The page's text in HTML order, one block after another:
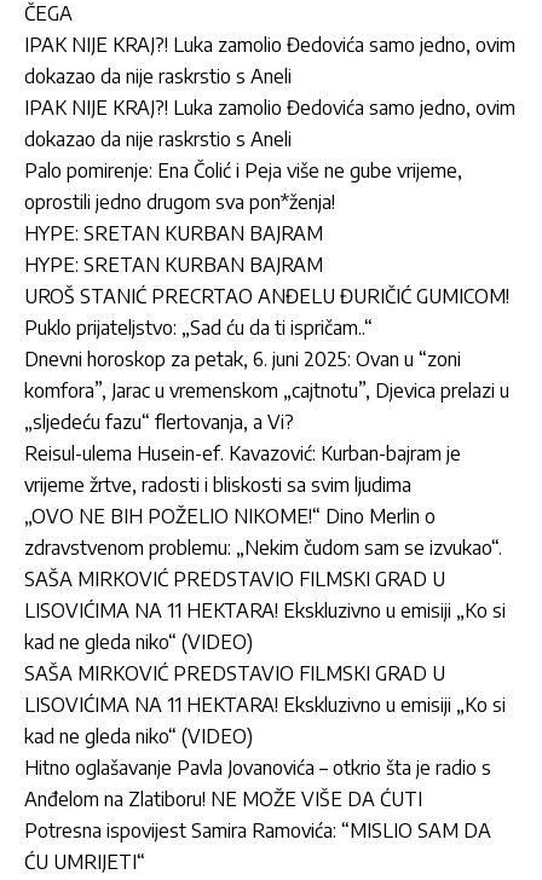
ČEGA
IPAK NIJE KRAJ?! Luka zamolio Đedovića samo jedno, ovim
dokazao da nije raskrstio s Aneli
IPAK NIJE KRAJ?! Luka zamolio Đedovića samo jedno, ovim
dokazao da nije raskrstio s Aneli
Palo pomirenje: Ena Čolić i Peja više ne gube vrijeme,
oprostili jedno drugom sva pon*ženja!
HYPE: SRETAN KURBAN BAJRAM
HYPE: SRETAN KURBAN BAJRAM
UROŠ STANIĆ PRECRTAO ANĐELU ĐURIČIĆ GUMICOM!
Puklo prijateljstvo: „Sad ću da ti ispričam..“
Dnevni horoskop za petak, 6. juni 2025: Ovan u “zoni
komfora”, Jarac u vremenskom „cajtnotu”, Djevica prelazi u
„sljedeću fazu“ flertovanja, a Vi?
Reisul-ulema Husein-ef. Kavazović: Kurban-bajram je
vrijeme žrtve, radosti i bliskosti sa svim ljudima
„OVO NE BIH POŽELIO NIKOME!“ Dino Merlin o
zdravstvenom problemu: „Nekim čudom sam se izvukao“.
SAŠA MIRKOVIĆ PREDSTAVIO FILMSKI GRAD U
LISOVIĆIMA NA 11 HEKTARA! Ekskluzivno u emisiji „Ko si
kad ne gleda niko“ (VIDEO)
SAŠA MIRKOVIĆ PREDSTAVIO FILMSKI GRAD U
LISOVIĆIMA NA 11 HEKTARA! Ekskluzivno u emisiji „Ko si
kad ne gleda niko“ (VIDEO)
Hitno oglašavanje Pavla Jovanovića – otkrio šta je radio s
Anđelom na Zlatiboru! NE MOŽE VIŠE DA ĆUTI
Potresna ispovijest Samira Ramovića: “MISLIO SAM DA
ĆU UMRIJETI“